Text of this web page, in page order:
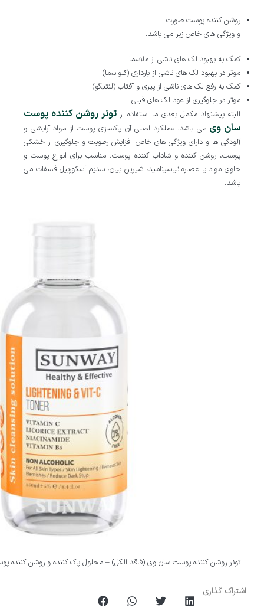
روشن کننده پوست صورت
و ویژگی های خاص زیر می باشد.
کمک به بهبود لک های ناشی از ملاسما
موثر در بهبود لک های ناشی از بارداری (کلواسما)
کمک به رفع لک های ناشی از پیری و آفتاب (لنتیگو)
موثر در جلوگیری از عود لک های قبلی
البته پیشنهاد مکمل بعدی ما استفاده ازتونر روشن کننده پوست
سان وی می باشد. عملکرد اصلی آن پاکسازی پوست از مواد آرایشی و
آلودگی ها و دارای ویژگی های خاص افزایش رطوبت و جلوگیری از خشکی
پوست، روشن کننده و شاداب کننده پوست. مناسب برای انواع پوست و
حاوی مواد یا عصاره نیاسینامید، شیرین بیان، سدیم آسکوربیل فسفات می
باشد.
تونر روشن کننده پوست سان وی (فاقد الکل) – محلول پاک کننده و روشن کننده
اشتراک گذاری